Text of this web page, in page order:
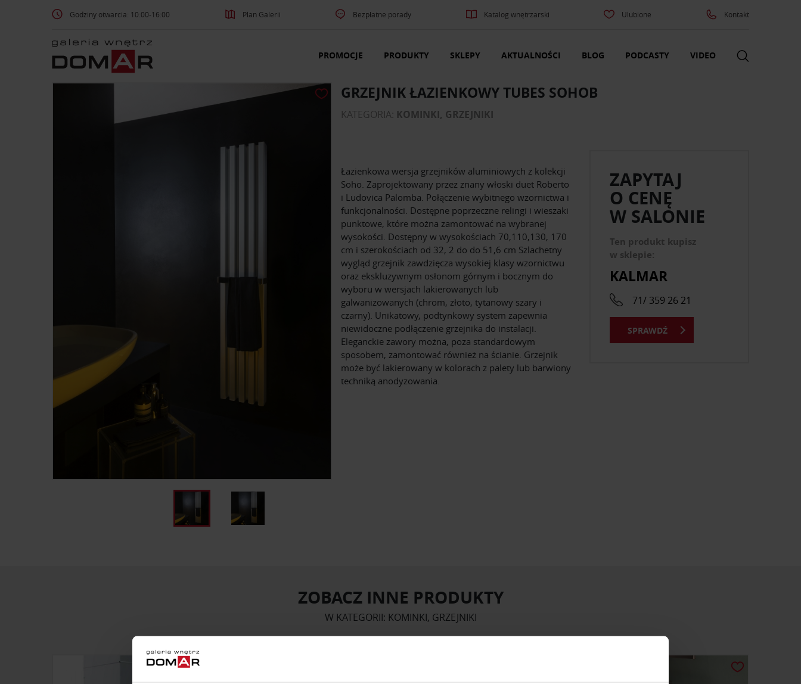
Godziny otwarcia: 10:00-16:00 Plan Galerii Bezpłatne porady Katalog wnętrzarski Ulubione Kontakt
PROMOCJE PRODUKTY SKLEPY AKTUALNOŚCI BLOG PODCASTY VIDEO
GRZEJNIK ŁAZIENKOWY TUBES SOHOB
KATEGORIA: KOMINKI, GRZEJNIKI
Łazienkowa wersja grzejników aluminiowych z kolekcji
Soho. Zaprojektowany przez znany włoski duet Roberto
i Ludovica Palomba. Połączenie wybitnego wzornictwa i
funkcjonalności. Dostępne poprzeczne relingi i wieszaki
punktowe, które można zamontować na wybranej
wysokości. Dostępny w wysokościach 70,110,130, 170
cm i szerokościach od 32, 2 do do 51,6 cm Szlachetny
wygląd grzejnik zawdzięcza wysokiej klasy wzornictwu
oraz ekskluzywnym osłonom górnym i bocznym do
wyboru w wersjach lakierowanych lub
galwanizowanych (chrom, złoto, tytanowy szary i
czarny). Unikatowy, podtynkowy system zapewnia
niewidoczne podłączenie grzejnika do instalacji.
Eleganckie zawory można, poza standardowym
sposobem, zamontować również na ścianie. Grzejnik
może być lakierowany w kolorach z palety lub barwiony
techniką anodyzowania.
ZAPYTAJ
O CENĘ
W SALONIE
Ten produkt kupisz
w sklepie:
KALMAR
71/ 359 26 21
SPRAWDŹ
ZOBACZ INNE PRODUKTY
W KATEGORII: KOMINKI, GRZEJNIKI